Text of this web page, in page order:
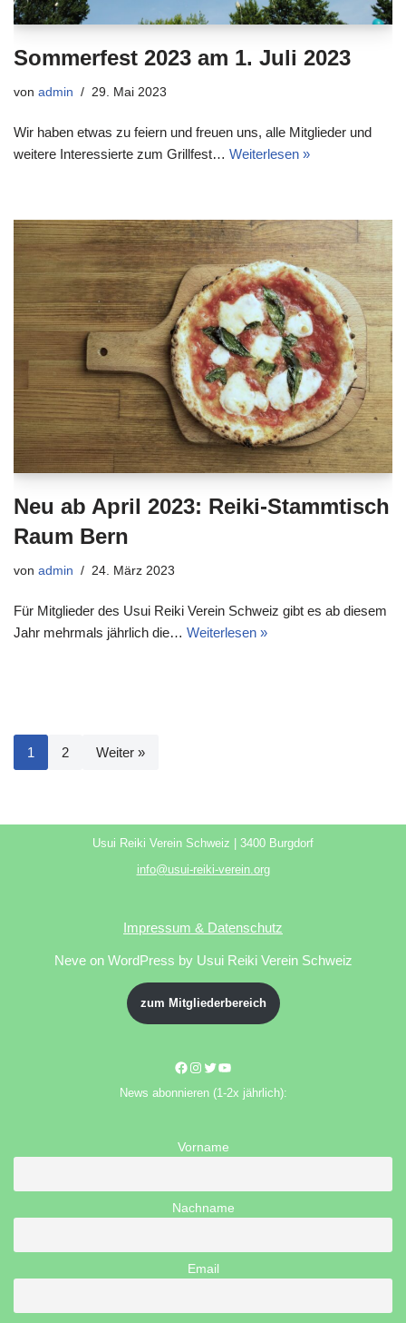
Sommerfest 2023 am 1. Juli 2023
von admin 29. Mai 2023
Wir haben etwas zu feiern und freuen uns, alle Mitglieder und
weitere Interessierte zum Grillfest… Weiterlesen »
Neu ab April 2023: Reiki-Stammtisch
Raum Bern
von admin 24. März 2023
Für Mitglieder des Usui Reiki Verein Schweiz gibt es ab diesem
Jahr mehrmals jährlich die… Weiterlesen »
1 2 Weiter »
Usui Reiki Verein Schweiz | 3400 Burgdorf
info@usui-reiki-verein.org
Impressum & Datenschutz
Neveon WordPress by Usui Reiki Verein Schweiz
zum Mitgliederbereich
News abonnieren (1-2x jährlich):
Vorname
Nachname
Email